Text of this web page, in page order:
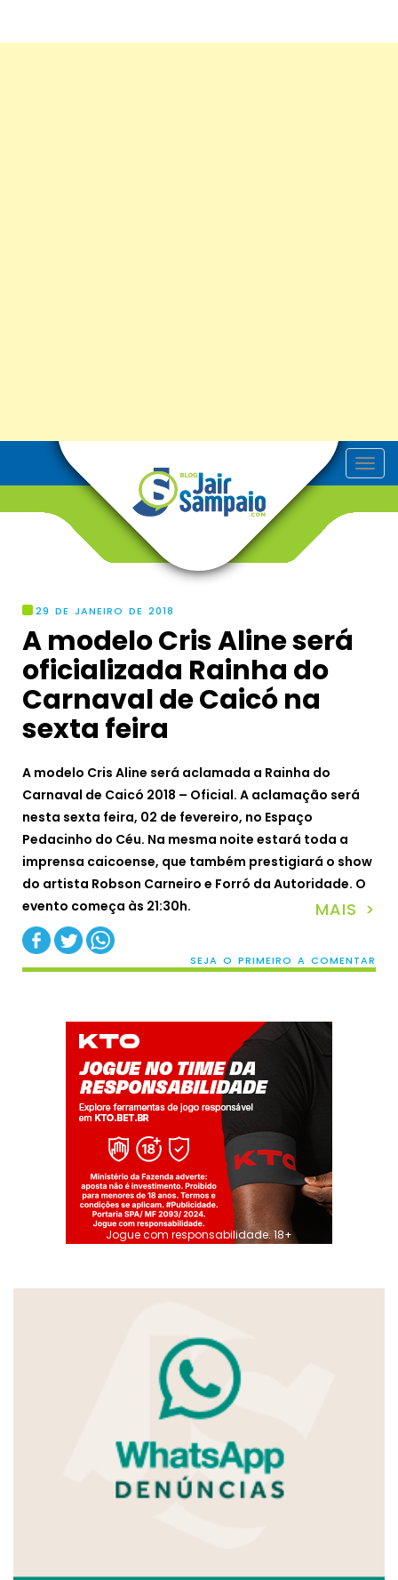
T
o
29 DE JANEIRO DE 2018
A modelo Cris Aline será
oficializada Rainha do
Carnaval de Caicó na
sexta feira
A modelo Cris Aline será aclamada a Rainha do
Carnaval de Caicó 2018 – Oficial. A aclamação será
nesta sexta feira, 02 de fevereiro, no Espaço
Pedacinho do Céu. Na mesma noite estará toda a
imprensa caicoense, que também prestigiará o show
do artista Robson Carneiro e Forró da Autoridade. O
evento começa às 21:30h.
MAIS >
SEJA O PRIMEIRO A COMENTAR
Jogue com responsabilidade. 18+